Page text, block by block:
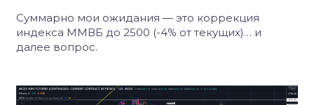
Суммарно мои ожидания — это коррекция
индекса ММВБ до 2500 (-4% от текущих)… и
далее вопрос.